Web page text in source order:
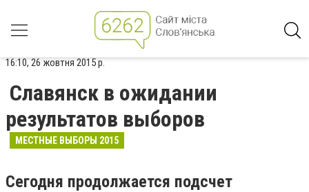
16:10, 26 жовтня 2015 р.
Славянск в ожидании
результатов выборов
МЕСТНЫЕ ВЫБОРЫ 2015
Сегодня продолжается подсчет